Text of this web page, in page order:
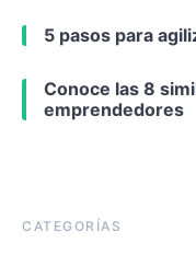
5 pasos para
Conoce las 8
emprendedores
CATEGORÍAS